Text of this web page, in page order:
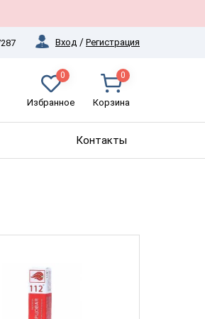
Вход / Регистрация
0
Избранное
0
Корзина
Контакты